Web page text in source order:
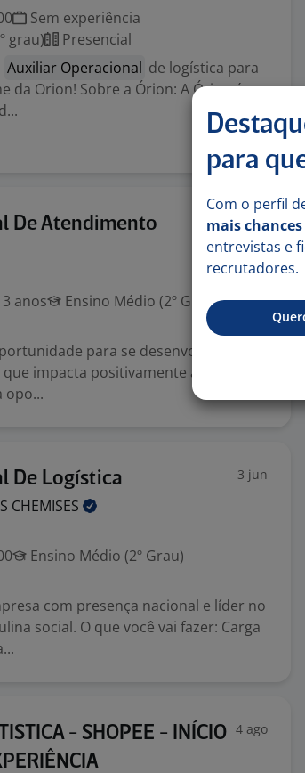
Sem experiência
grau)
Presencial
Auxiliar Operacional de logística para
da Orion! Sobre a Órion: A Órion é
De Atendimento 24 jun
anos
Ensino Médio (2º Grau)
para se desenvolver e
impacta positivamente as cidades
opo...
De Logística 3 jun
CHEMISES
Ensino Médio (2º Grau)
com presença nacional e líder no
social. O que você vai fazer: Carga
- SHOPEE - INÍCIO 4 ago
para
Com o perfil
mais chances
entrevistas e
recrutadores.